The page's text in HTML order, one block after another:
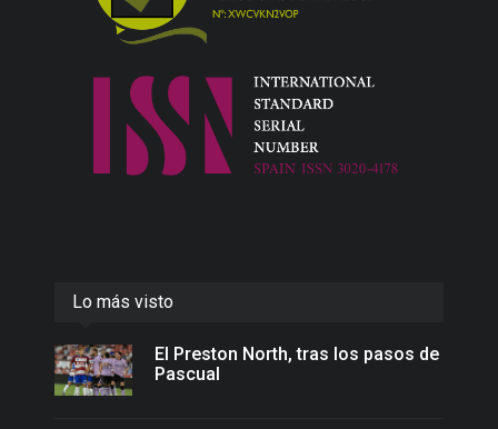
Lo más visto
El Preston North, tras los pasos de
Pascual